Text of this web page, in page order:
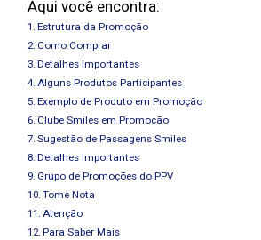
Aqui você encontra:
Estrutura da Promoção
Como Comprar
Detalhes Importantes
Alguns Produtos Participantes
Exemplo de Produto em Promoção
Clube Smiles em Promoção
Sugestão de Passagens Smiles
Detalhes Importantes
Grupo de Promoções do PPV
Tome Nota
Atenção
Para Saber Mais